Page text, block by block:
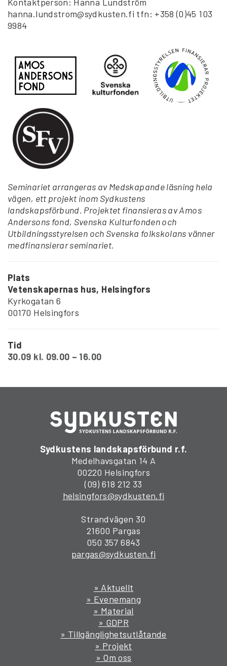
hanna.lundstrom@sydkusten.fi tfn: +358 (0)45 103
9984
Seminariet arrangeras av Medskapande läsning hela
vägen, ett projekt inom Sydkustens
landskapsförbund. Projektet finansieras av Amos
Andersons fond, Svenska Kulturfonden och
Utbildningsstyrelsen och Svenska folkskolans vänner
medfinansierar seminariet.
Plats
Vetenskapernas hus, Helsingfors
Kyrkogatan 6
00170 Helsingfors
Tid
30.09 kl. 09.00 – 16.00
Sydkustens landskapsförbund r.f.
Medelhavsgatan 14 A
00220 Helsingfors
(09) 618 212 33
helsingfors@sydkusten.fi
Strandvägen 30
21600 Pargas
050 357 6843
pargas@sydkusten.fi
» Aktuellt
» Evenemang
» Material
» GDPR
» Tillgänglighetsutlåtande
» Projekt
» Om oss